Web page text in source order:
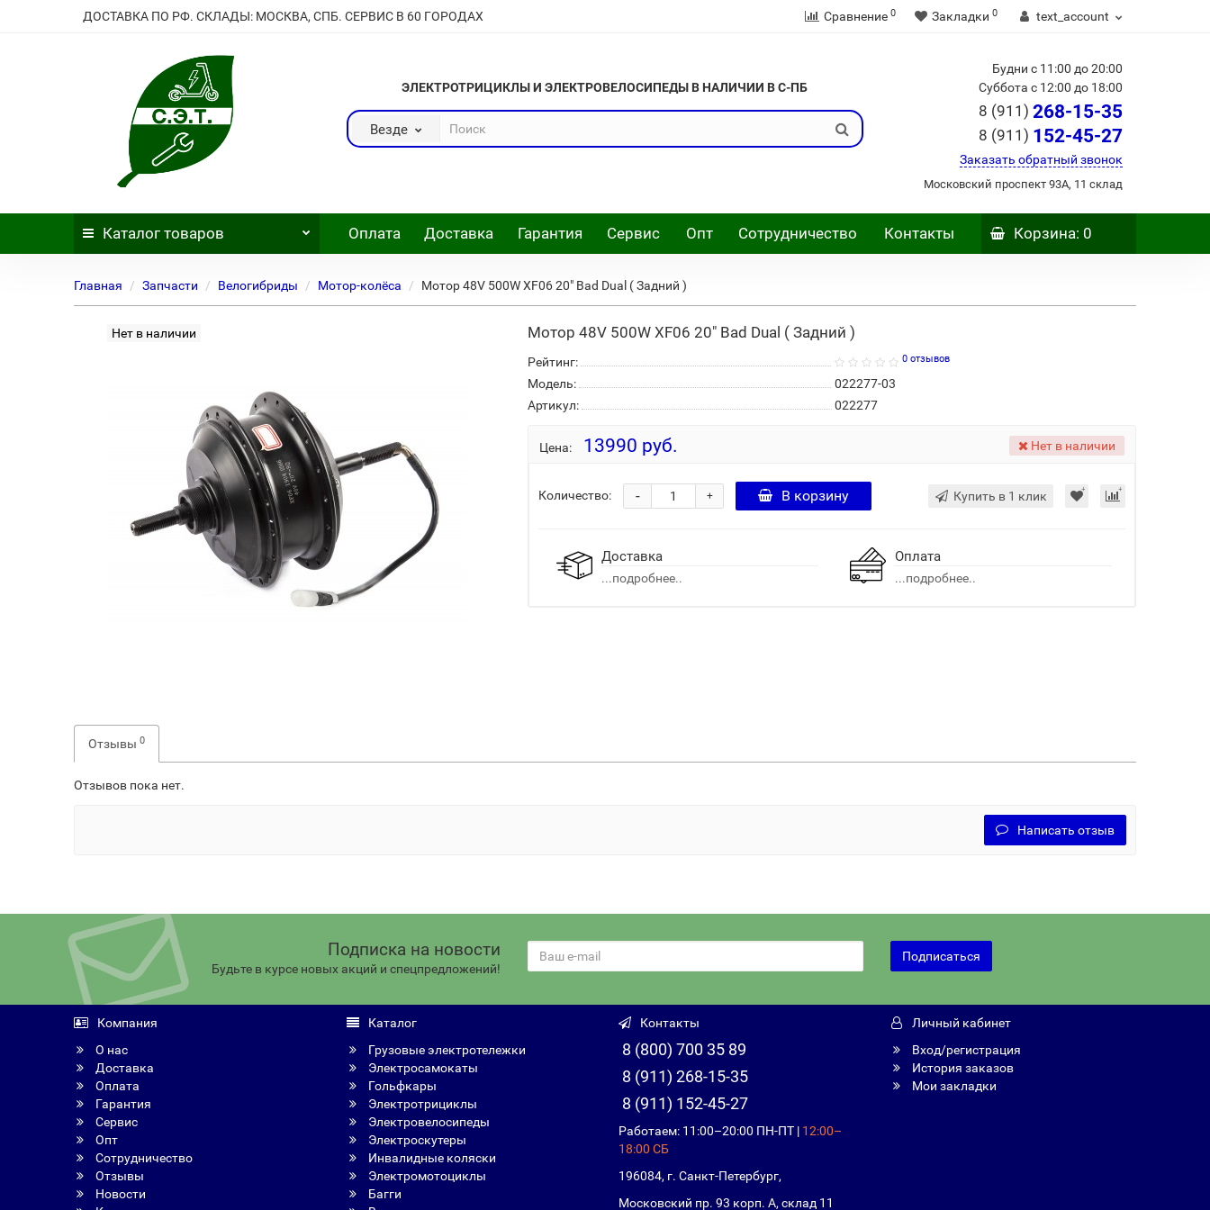
ДОСТАВКА ПО РФ. СКЛАДЫ: МОСКВА, СПБ. СЕРВИС В 60 ГОРОДАХ Сравнение 0 Закладки 0 text_account
ЭЛЕКТРОТРИЦИКЛЫ И ЭЛЕКТРОВЕЛОСИПЕДЫ В НАЛИЧИИ В С-ПБ
Везде
Будни с 11:00 до 20:00
Суббота с 12:00 до 18:00
8 (911) 268-15-35
8 (911) 152-45-27
Заказать обратный звонок
Московский проспект 93А, 11 склад
Каталог товаров Оплата Доставка Гарантия Сервис Опт Сотрудничество Контакты Корзина: 0
Главная Запчасти Велогибриды Мотор-колёса Мотор 48V 500W XF06 20" Bad Dual ( Задний )
Нет в наличии Мотор 48V 500W XF06 20" Bad Dual ( Задний )
Рейтинг: 0 отзывов
Модель:
022277-03
Артикул:
022277
Цена: 13990 руб. Нет в наличии
Количество: +
- В корзину Купить в 1 клик
Доставка
...подробнее..
Оплата
...подробнее..
Отзывы0
Отзывов пока нет.
Написать отзыв
Подписка на новости
Будьте в курсе новых акций и спецпредложений!
Подписаться
Компания
О нас
Доставка
Оплата
Гарантия
Сервис
Опт
Сотрудничество
Отзывы
Новости
Каталог
Грузовые электротележки
Электросамокаты
Гольфкары
Электротрициклы
Электровелосипеды
Электроскутеры
Инвалидные коляски
Электромотоциклы
Багги
Контакты
8 (800) 700 35 89
8 (911) 268-15-35
8 (911) 152-45-27
Работаем: 11:00–20:00 ПН-ПТ | 12:00–
18:00 СБ
196084, г. Санкт-Петербург,
Московский пр. 93 корп. А, склад 11
Личный кабинет
Вход/регистрация
История заказов
Мои закладки